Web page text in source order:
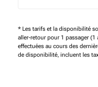
* Les tarifs et la disponibilité
aller-retour pour 1 passager (1
effectuées au cours des
de disponibilité, incluent les